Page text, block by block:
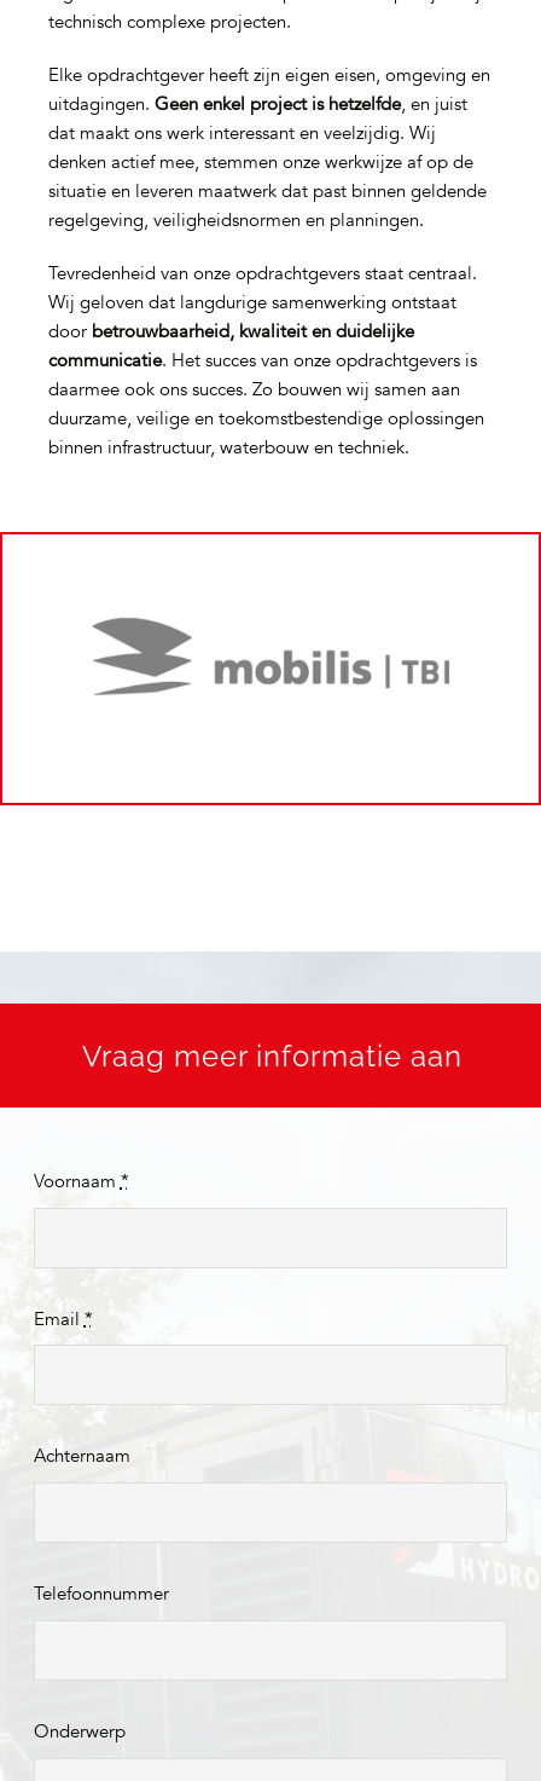
technisch complexe projecten.
Elke opdrachtgever heeft zijn eigen eisen, omgeving en
uitdagingen. Geen enkel project is hetzelfde, en juist
dat maakt ons werk interessant en veelzijdig. Wij
denken actief mee, stemmen onze werkwijze af op de
situatie en leveren maatwerk dat past binnen geldende
regelgeving, veiligheidsnormen en planningen.
Tevredenheid van onze opdrachtgevers staat centraal.
Wij geloven dat langdurige samenwerking ontstaat
door betrouwbaarheid, kwaliteit en duidelijke
communicatie. Het succes van onze opdrachtgevers is
daarmee ook ons succes. Zo bouwen wij samen aan
duurzame, veilige en toekomstbestendige oplossingen
binnen infrastructuur, waterbouw en techniek.
Vraag meer informatie aan
Voornaam *
Email *
Achternaam
Telefoonnummer
Onderwerp